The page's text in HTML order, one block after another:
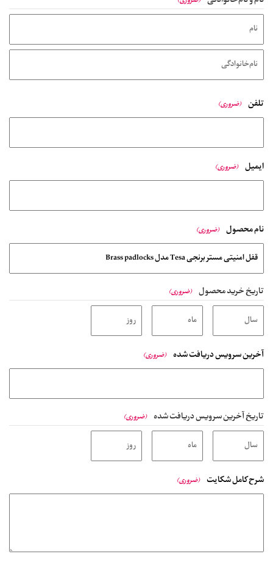
تلفن (ضروری)
ایمیل (ضروری)
نام محصول (ضروری)
تاریخ خرید محصول (ضروری)
آخرین سرویس دریافت شده (ضروری)
تاریخ آخرین سرویس دریافت شده (ضروری)
شرح کامل شکایت (ضروری)